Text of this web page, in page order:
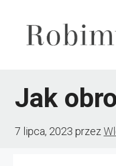
Jak
7 lipca, 2023 przez